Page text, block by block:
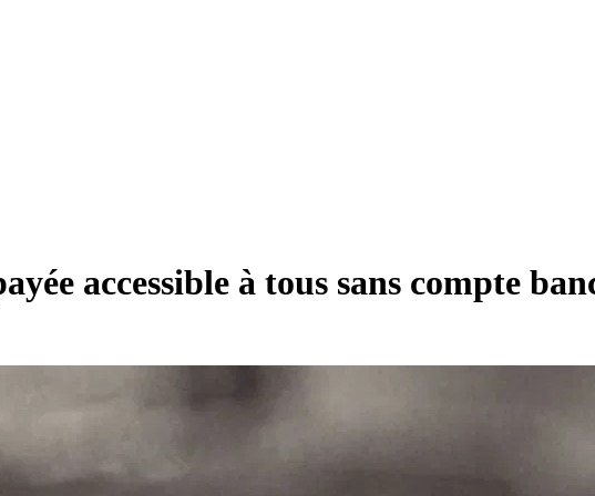
accessible à tous sans compte